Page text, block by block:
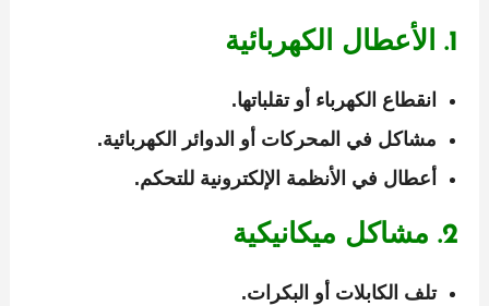
1. الأعطال الكهربائية
انقطاع الكهرباء أو تقلباتها.
مشاكل في المحركات أو الدوائر الكهربائية.
أعطال في الأنظمة الإلكترونية للتحكم.
2. مشاكل ميكانيكية
تلف الكابلات أو البكرات.